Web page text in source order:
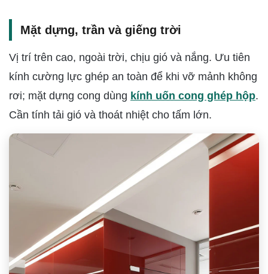
Mặt dựng, trần và giếng trời
Vị trí trên cao, ngoài trời, chịu gió và nắng. Ưu tiên
kính cường lực ghép an toàn để khi vỡ mảnh không
rơi; mặt dựng cong dùng kính uốn cong ghép hộp.
Cần tính tải gió và thoát nhiệt cho tấm lớn.